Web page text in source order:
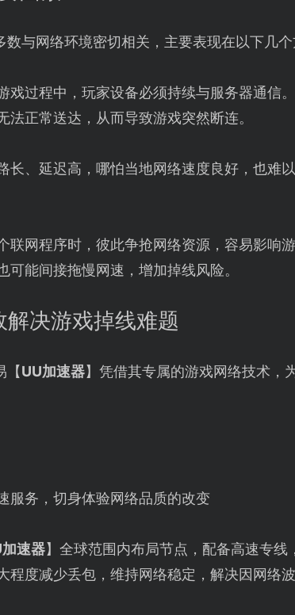
与网络环境密切相关，主要表现在以下几个
戏过程中，玩家设备必须持续与服务器通信
正常送达，从而导致游戏突然断连。
长、延迟高，哪怕当地网络速度良好，也难
联网程序时，彼此争抢网络资源，容易影响
能间接拖慢网速，增加掉线风险。
解决游戏掉线难题
【UU加速器】凭借其专属的游戏网络技术，
服务，切身体验网络品质的改变
速器】全球范围内布局节点，配备高速专线
度减少丢包，维持网络稳定，解决因网络波